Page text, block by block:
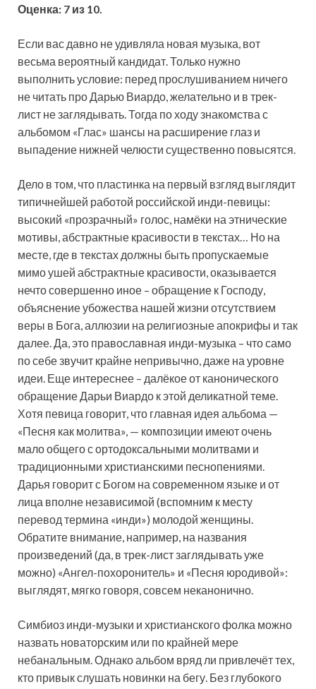
Оценка: 7 из 10.
Если вас давно не удивляла новая музыка, вот
весьма вероятный кандидат. Только нужно
выполнить условие: перед прослушиванием ничего
не читать про Дарью Виардо, желательно и в трек-
лист не заглядывать. Тогда по ходу знакомства с
альбомом «Глас» шансы на расширение глаз и
выпадение нижней челюсти существенно повысятся.
Дело в том, что пластинка на первый взгляд выглядит
типичнейшей работой российской инди-певицы:
высокий «прозрачный» голос, намёки на этнические
мотивы, абстрактные красивости в текстах… Но на
месте, где в текстах должны быть пропускаемые
мимо ушей абстрактные красивости, оказывается
нечто совершенно иное – обращение к Господу,
объяснение убожества нашей жизни отсутствием
веры в Бога, аллюзии на религиозные апокрифы и так
далее. Да, это православная инди-музыка – что само
по себе звучит крайне непривычно, даже на уровне
идеи. Еще интереснее – далёкое от канонического
обращение Дарьи Виардо к этой деликатной теме.
Хотя певица говорит, что главная идея альбома —
«Песня как молитва», — композиции имеют очень
мало общего с ортодоксальными молитвами и
традиционными христианскими песнопениями.
Дарья говорит с Богом на современном языке и от
лица вполне независимой (вспомним к месту
перевод термина «инди») молодой женщины.
Обратите внимание, например, на названия
произведений (да, в трек-лист заглядывать уже
можно) «Ангел-похоронитель» и «Песня юродивой»:
выглядят, мягко говоря, совсем неканонично.
Симбиоз инди-музыки и христианского фолка можно
назвать новаторским или по крайней мере
небанальным. Однако альбом вряд ли привлечёт тех,
кто привык слушать новинки на бегу. Без глубокого